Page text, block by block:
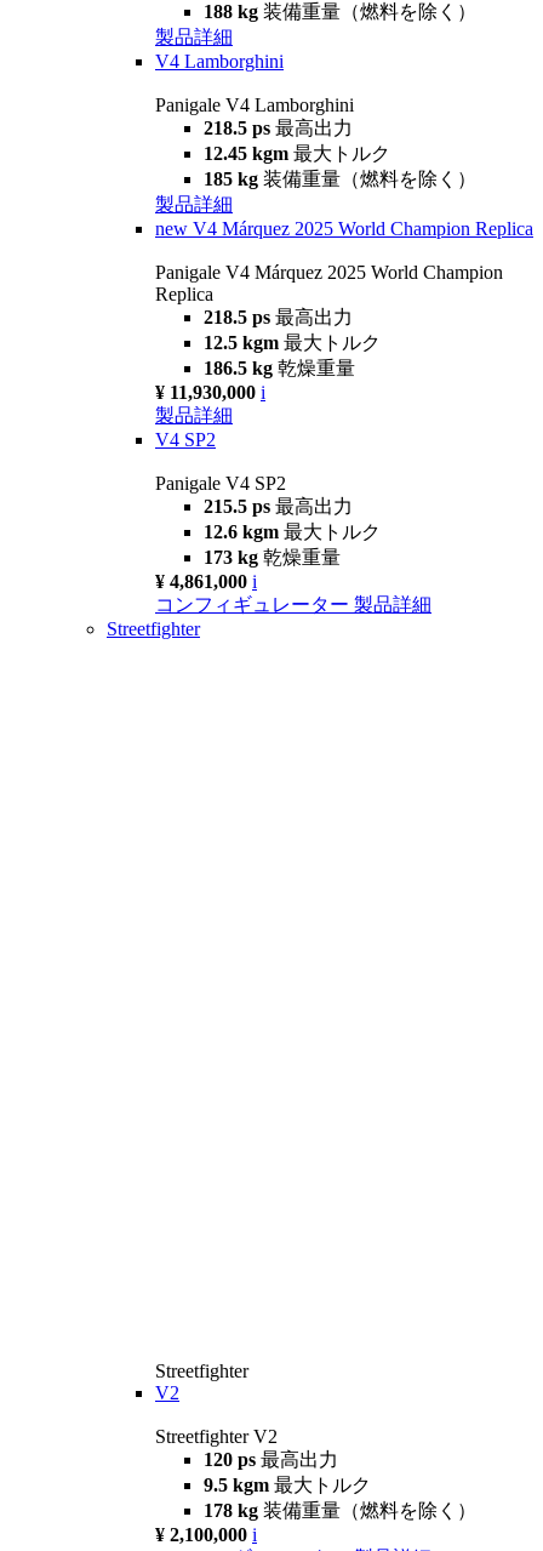
188 kg 装備重量（燃料を除く）
製品詳細
V4 Lamborghini
Panigale V4 Lamborghini
218.5 ps 最高出力
12.45 kgm 最大トルク
185 kg 装備重量（燃料を除く）
製品詳細
new V4 Márquez 2025 World Champion Replica
Panigale V4 Márquez 2025 World Champion
Replica
218.5 ps 最高出力
12.5 kgm 最大トルク
186.5 kg 乾燥重量
¥ 11,930,000 i
製品詳細
V4 SP2
Panigale V4 SP2
215.5 ps 最高出力
12.6 kgm 最大トルク
173 kg 乾燥重量
¥ 4,861,000 i
コンフィギュレーター 製品詳細
Streetfighter
Streetfighter
V2
Streetfighter V2
120 ps 最高出力
9.5 kgm 最大トルク
178 kg 装備重量（燃料を除く）
¥ 2,100,000 i